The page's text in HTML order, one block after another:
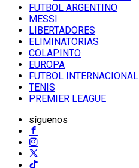
FUTBOL ARGENTINO
MESSI
LIBERTADORES
ELIMINATORIAS
COLAPINTO
EUROPA
FUTBOL INTERNACIONAL
TENIS
PREMIER LEAGUE
síguenos